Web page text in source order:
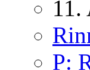
11.
P: